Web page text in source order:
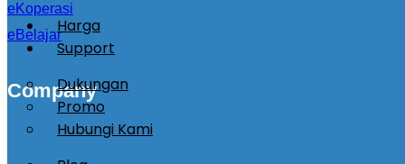
Harga
Support
Dukungan
Promo
Hubungi Kami
eKoperasi
eBelajar
Company